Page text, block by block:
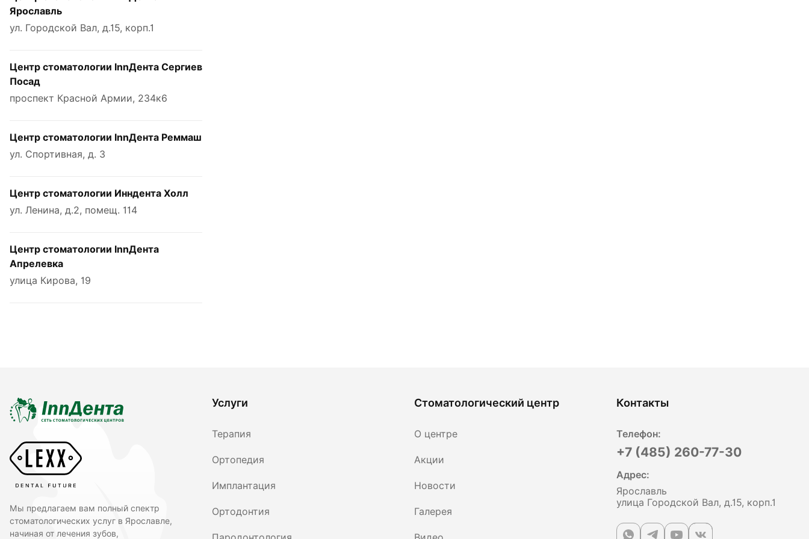
Ярославль
ул. Городской Вал, д.15, корп.1
Центр стоматологии InnДента Сергиев
Посад
проспект Красной Армии, 234к6
Центр стоматологии InnДента Реммаш
ул. Спортивная, д. 3
Центр стоматологии Инндента Холл
ул. Ленина, д.2, помещ. 114
Центр стоматологии InnДента
Апрелевка
улица Кирова, 19
Мы предлагаем вам полный спектр
стоматологических услуг в Ярославле,
начиная от лечения зубов,
Услуги
Терапия
Ортопедия
Имплантация
Ортодонтия
Стоматологический центр
О центре
Акции
Новости
Галерея
Контакты
Телефон:
+7 (485) 260-77-30
Адрес:
Ярославль
улица Городской Вал, д.15, корп.1